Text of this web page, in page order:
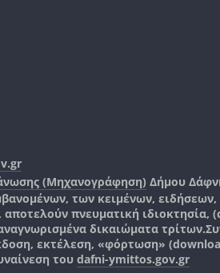
(Μηχανογράφηση) Δήμου
των κειμένων,
πνευματική ιδιοκτησία,
δικαιώματα τρίτων.
εκτέλεση, «φόρτωση»
του dafni-ymittos.gov.gr